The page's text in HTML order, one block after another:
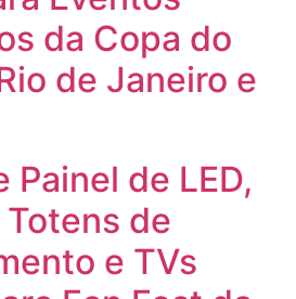
da Copa do
de Janeiro e
Painel de LED,
de
e TVs